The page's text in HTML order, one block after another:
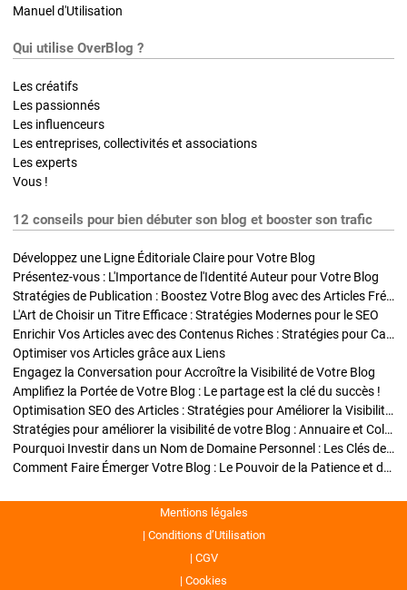
Manuel d'Utilisation
Qui utilise OverBlog ?
Les créatifs
Les passionnés
Les influenceurs
Les entreprises, collectivités et associations
Les experts
Vous !
12 conseils pour bien débuter son blog et booster son trafic
Développez une Ligne Éditoriale Claire pour Votre Blog
Présentez-vous : L'Importance de l'Identité Auteur pour Votre Blog
Stratégies de Publication : Boostez Votre Blog avec des Articles Fréquents et Exclusifs
L'Art de Choisir un Titre Efficace : Stratégies Modernes pour le SEO
Enrichir Vos Articles avec des Contenus Riches : Stratégies pour Captiver et Optimiser
Optimiser vos Articles grâce aux Liens
Engagez la Conversation pour Accroître la Visibilité de Votre Blog
Amplifiez la Portée de Votre Blog : Le partage est la clé du succès !
Optimisation SEO des Articles : Stratégies pour Améliorer la Visibilité de Votre Blog
Stratégies pour améliorer la visibilité de votre Blog : Annuaire et Collaborations
Pourquoi Investir dans un Nom de Domaine Personnel : Les Clés de la Réussite de Votre Blog
Comment Faire Émerger Votre Blog : Le Pouvoir de la Patience et de la Persévérance
Mentions légales
Conditions d’Utilisation
CGV
Cookies